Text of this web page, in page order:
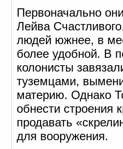
Первоначально
Лейва
людей южнее, в
более удобной. В
колонисты
туземцами,
материю. Однако
обнести строения
продавать
для вооружения.